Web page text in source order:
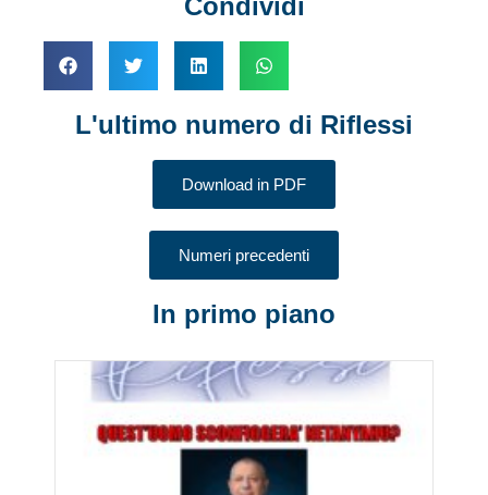
Condividi
L'ultimo numero di Riflessi
Download in PDF
Numeri precedenti
In primo piano